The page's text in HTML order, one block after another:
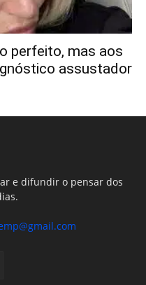
perfeito, mas aos
assustador
e difundir o pensar dos